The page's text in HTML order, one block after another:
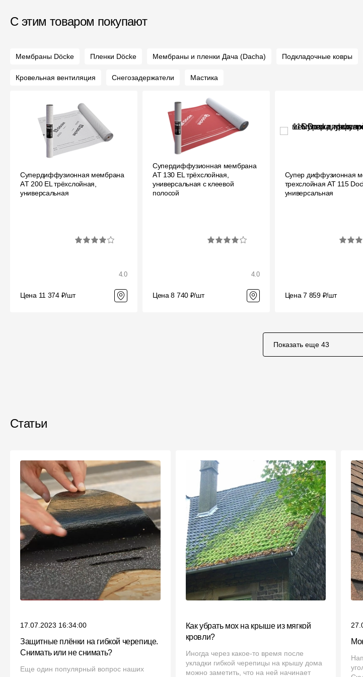
С этим товаром покупают
Мембраны Döcke Пленки Döcke Мембраны и пленки Дача (Dacha) Подкладочные ковры
Кровельная вентиляция Снегозадержатели Мастика
Супердиффузионная мембрана
АT 200 EL трёхслойная,
универсальная
4.0
Цена 11 374 ₽/шт
Супердиффузионная мембрана
АT 130 EL трёхслойная,
универсальная с клеевой
полосой
4.0
Цена 8 740 ₽/шт
Супер диффузионная
трехслойная AT 115
универсальная
Цена 7 859 ₽/шт
Показать еще 43
Статьи
17.07.2023 16:34:00
Защитные плёнки на гибкой черепице.
Снимать или не снимать?
Еще один популярный вопрос наших
Как убрать мох на крыше из мягкой
кровли?
Иногда через какое-то время после
укладки гибкой черепицы на крышу дома
можно заметить, что на ней начинает